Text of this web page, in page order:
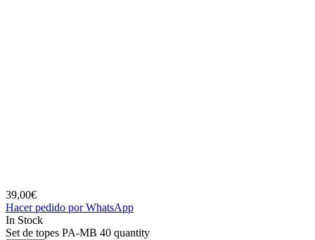
39,00€
Hacer pedido por WhatsApp
In Stock
Set de topes PA-MB 40 quantity